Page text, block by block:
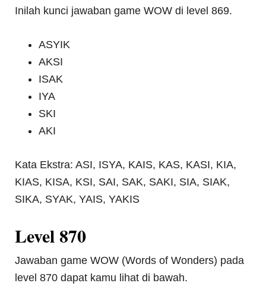
Inilah kunci jawaban game WOW di level 869.
ASYIK
AKSI
ISAK
IYA
SKI
AKI
Kata Ekstra: ASI, ISYA, KAIS, KAS, KASI, KIA,
KIAS, KISA, KSI, SAI, SAK, SAKI, SIA, SIAK,
SIKA, SYAK, YAIS, YAKIS
Level 870
Jawaban game WOW (Words of Wonders) pada
level 870 dapat kamu lihat di bawah.